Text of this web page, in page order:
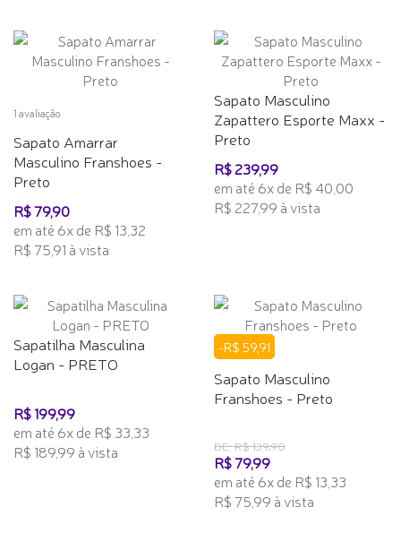
1 avaliação
Sapato Amarrar
Masculino Franshoes -
Preto
R$ 79,90
em até 6x de R$ 13,32
R$ 75,91 à vista
Sapato Masculino
Zapattero Esporte Maxx -
Preto
R$ 239,99
em até 6x de R$ 40,00
R$ 227,99 à vista
Sapatilha Masculina
Logan - PRETO
R$ 199,99
em até 6x de R$ 33,33
R$ 189,99 à vista
-R$ 59,91
Sapato Masculino
Franshoes - Preto
DE: R$ 139,90
R$ 79,99
em até 6x de R$ 13,33
R$ 75,99 à vista